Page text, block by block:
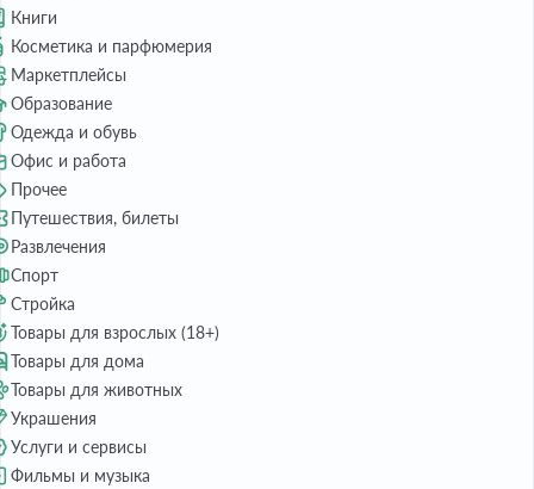
Книги
Косметика и парфюмерия
Маркетплейсы
Образование
Одежда и обувь
Офис и работа
Прочее
Путешествия, билеты
Развлечения
Спорт
Стройка
Товары для взрослых (18+)
Товары для дома
Товары для животных
Украшения
Услуги и сервисы
Фильмы и музыка